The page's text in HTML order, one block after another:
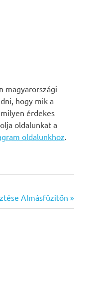
magyarországi
hogy mik a
érdekes
oldalunkat a
oldalunkhoz
Almásfüzitőn